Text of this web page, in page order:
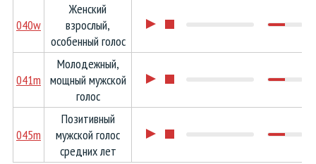
040w
Женский
взрослый,
особенный голос
041m
Молодежный,
мощный мужской
голос
045m
Позитивный
мужской голос
средних лет